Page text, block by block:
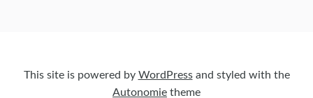
This site is powered by WordPressand styled with the
Autonomie theme